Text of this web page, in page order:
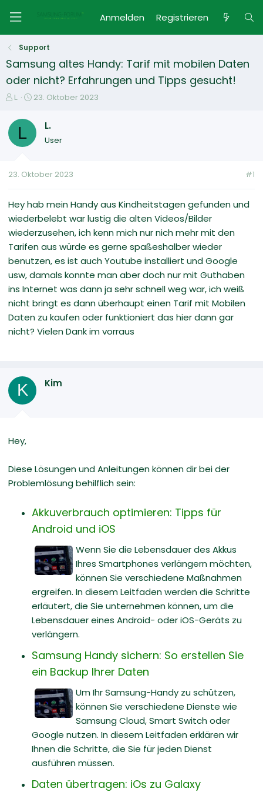
Anmelden Registrieren
Support
Samsung altes Handy: Tarif mit mobilen Daten
oder nicht? Erfahrungen und Tipps gesucht!
E
s
e
e
L.
E
e
t
m
23. Oktober 2023
L L.
User
23. Oktober 2023 #1
Hey hab mein Handy aus Kindheitstagen gefunden und
wiederbelebt war lustig die alten Videos/Bilder
wiederzusehen, ich kenn mich nur nich mehr mit den
Tarifen aus würde es gerne spaßeshalber wieder
benutzen, es ist auch Youtube installiert und Google
usw, damals konnte man aber doch nur mit Guthaben
ins Internet was dann ja sehr schnell weg war, ich weiß
nicht bringt es dann überhaupt einen Tarif mit Mobilen
Daten zu kaufen oder funktioniert das hier dann gar
nicht? Vielen Dank im vorraus
K Kim
Hey,
Diese Lösungen und Anleitungen können dir bei der
Problemlösung behilflich sein:
Akkuverbrauch optimieren: Tipps für
Android und iOS
Wenn Sie die Lebensdauer des Akkus
Ihres Smartphones verlängern möchten,
können Sie verschiedene Maßnahmen
ergreifen. In diesem Leitfaden werden die Schritte
erläutert, die Sie unternehmen können, um die
Lebensdauer eines Android- oder iOS-Geräts zu
verlängern.
Samsung Handy sichern: So erstellen Sie
ein Backup Ihrer Daten
Um Ihr Samsung-Handy zu schützen,
können Sie verschiedene Dienste wie
Samsung Cloud, Smart Switch oder
Google nutzen. In diesem Leitfaden erklären wir
Ihnen die Schritte, die Sie für jeden Dienst
ausführen müssen.
Daten übertragen: iOs zu Galaxy